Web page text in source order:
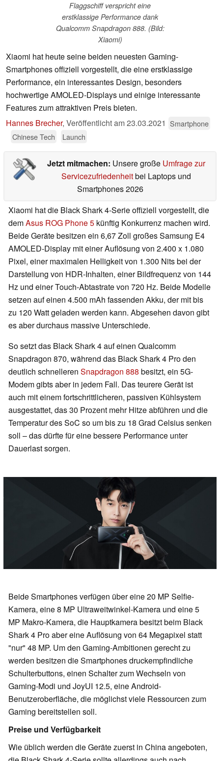
Flaggschiff verspricht eine
erstklassige Performance dank
Qualcomm Snapdragon 888. (Bild:
Xiaomi)
Xiaomi hat heute seine beiden neuesten Gaming-
Smartphones offiziell vorgestellt, die eine erstklassige
Performance, ein interessantes Design, besonders
hochwertige AMOLED-Displays und einige interessante
Features zum attraktiven Preis bieten.
Hannes Brecher, Veröffentlicht am23.03.2021 Smartphone
Chinese Tech
Launch
Jetzt mitmachen: Unsere große Umfrage zur
Servicezufriedenheitbei Laptops und
Smartphones 2026
Xiaomi hat die Black Shark 4-Serie offiziell vorgestellt, die
demAsus ROG Phone 5 künftig Konkurrenz machen wird.
Beide Geräte besitzen ein 6,67 Zoll großes Samsung E4
AMOLED-Display mit einer Auflösung von 2.400 x 1.080
Pixel, einer maximalen Helligkeit von 1.300 Nits bei der
Darstellung von HDR-Inhalten, einer Bildfrequenz von 144
Hz und einer Touch-Abtastrate von 720 Hz. Beide Modelle
setzen auf einen 4.500 mAh fassenden Akku, der mit bis
zu 120 Watt geladen werden kann. Abgesehen davon gibt
es aber durchaus massive Unterschiede.
So setzt das Black Shark 4 auf einen Qualcomm
Snapdragon 870, während das Black Shark 4 Pro den
deutlich schnelleren Snapdragon 888 besitzt, ein 5G-
Modem gibts aber in jedem Fall. Das teurere Gerät ist
auch mit einem fortschrittlicheren, passiven Kühlsystem
ausgestattet, das 30 Prozent mehr Hitze abführen und die
Temperatur des SoC so um bis zu 18 Grad Celsius senken
soll – das dürfte für eine bessere Performance unter
Dauerlast sorgen.
Beide Smartphones verfügen über eine 20 MP Selfie-
Kamera, eine 8 MP Ultraweitwinkel-Kamera und eine 5
MP Makro-Kamera, die Hauptkamera besitzt beim Black
Shark 4 Pro aber eine Auflösung von 64 Megapixel statt
"nur" 48 MP. Um den Gaming-Ambitionen gerecht zu
werden besitzen die Smartphones druckempfindliche
Schulterbuttons, einen Schalter zum Wechseln von
Gaming-Modi und JoyUI 12.5, eine Android-
Benutzeroberfläche, die möglichst viele Ressourcen zum
Gaming bereitstellen soll.
Preise und Verfügbarkeit
Wie üblich werden die Geräte zuerst in China angeboten,